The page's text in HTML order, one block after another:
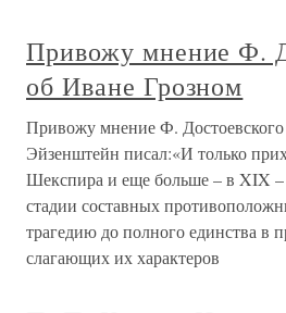
Привожу мнение Ф.
об Иване Грозном
Привожу мнение Ф.
Эйзенштейн писал:«И только
Шекспира и еще больше – в XIX –
стадии составных
трагедию до полного единства в
слагающих их характеров